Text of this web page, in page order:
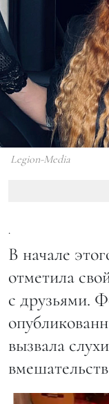
Legion-Media
.
В начале
отметила
с друзьями.
вызвала